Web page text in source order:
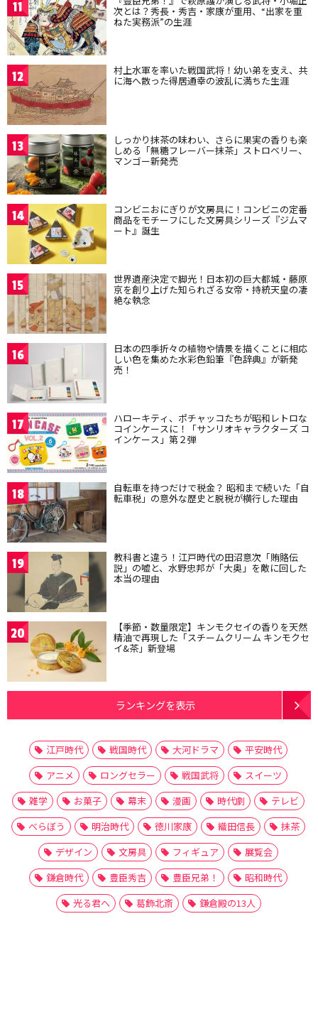
11 次とは？秀長・秀吉・家康が重用、“出家を重
ねた実務派”の生涯
12 村上水軍を率いた戦国武将！幼い弟を支え、共
に海へ散った得居通幸の波乱に満ちた生涯
13 しっかり抹茶の味わい、さらに果実の香りも楽
しめる「無糖フレーバー抹茶」ストロベリー、
マンゴー新発売
14 コンビニおにぎりが文房具に！コンビニの定番
商品をモチーフにした文房具シリーズ『ジムマ
ート』誕生
15 世界遺産決定で脚光！日本初の巨大都城・藤原
京を創り上げた知られざる女帝・持統天皇の凄
絶な執念
16 日本の四季折々の植物や情景を描くことに相応
しい色を集めた水彩色鉛筆『色辞典』が新発
売！
17 ハローキティ、ポチャッコたちが昭和レトロな
コインケースに！「サンリオキャラクターズ コ
インケース」第２弾
18 自転車を持つだけで税金？ 昭和まで続いた「自
転車税」の意外な歴史と脱税が横行した理由
19 教科書と違う！江戸時代の田沼意次「賄賂伝
説」の嘘と、水野忠邦が「大奥」を敵に回した
本当の理由
20 【季節・数量限定】キンモクセイの香りを天然
精油で再現した「スチームクリーム キンモクセ
イ&茶」新登場
ランキングを表示
江戸時代 戦国時代 大河ドラマ
平安時代
アニメ
ロングセラー 戦国武将
スイーツ
雑学
お菓子 幕末 漫画 時代劇
テレビ
べらぼう
明治時代 徳川家康 織田信長
抹茶
デザイン
文房具 フィギュア
展覧会
鎌倉時代
豊臣秀吉 豊臣兄弟！
昭和時代
光る君へ
葛飾北斎 鎌倉殿の13人